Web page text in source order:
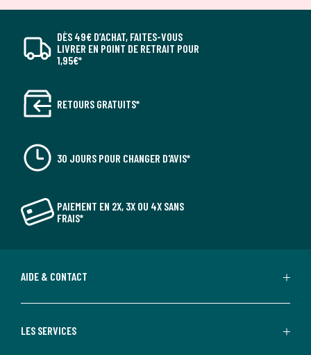
DÈS 49€ D’ACHAT, FAITES-VOUS
LIVRER EN POINT DE RETRAIT POUR
1,95€*
RETOURS GRATUITS*
30 JOURS POUR CHANGER D'AVIS*
PAIEMENT EN 2X, 3X OU 4X SANS
FRAIS*
AIDE & CONTACT
LES SERVICES